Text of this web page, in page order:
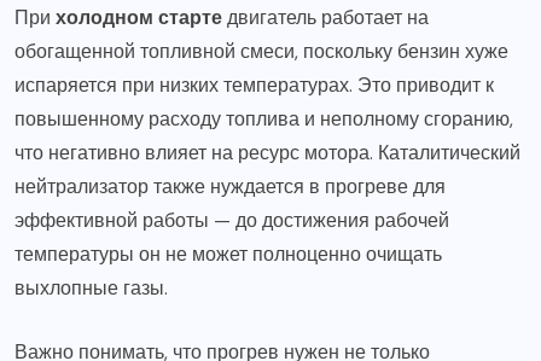
При холодном стартедвигатель работает на
обогащенной топливной смеси, поскольку бензин хуже
испаряется при низких температурах. Это приводит к
повышенному расходу топлива и неполному сгоранию,
что негативно влияет на ресурс мотора. Каталитический
нейтрализатор также нуждается в прогреве для
эффективной работы — до достижения рабочей
температуры он не может полноценно очищать
выхлопные газы.
Важно понимать, что прогрев нужен не только